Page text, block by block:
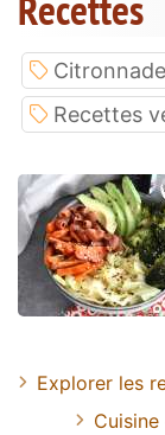
Citronnade
Recettes
Explorer les